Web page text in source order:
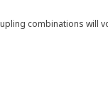
combinations will